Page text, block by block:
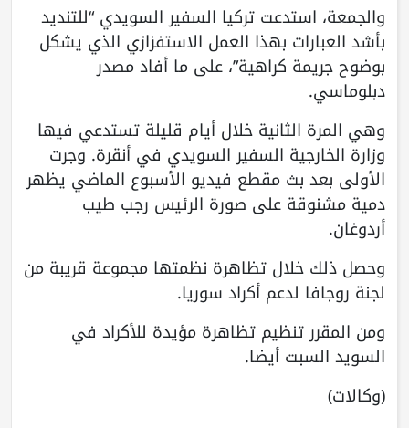
والجمعة، استدعت تركيا السفير السويدي “للتنديد
بأشد العبارات بهذا العمل الاستفزازي الذي يشكل
بوضوح جريمة كراهية”، على ما أفاد مصدر
دبلوماسي.
وهي المرة الثانية خلال أيام قليلة تستدعي فيها
وزارة الخارجية السفير السويدي في أنقرة. وجرت
الأولى بعد بث مقطع فيديو الأسبوع الماضي يظهر
دمية مشنوقة على صورة الرئيس رجب طيب
أردوغان.
وحصل ذلك خلال تظاهرة نظمتها مجموعة قريبة من
لجنة روجافا لدعم أكراد سوريا.
ومن المقرر تنظيم تظاهرة مؤيدة للأكراد في
السويد السبت أيضا.
(وكالات)